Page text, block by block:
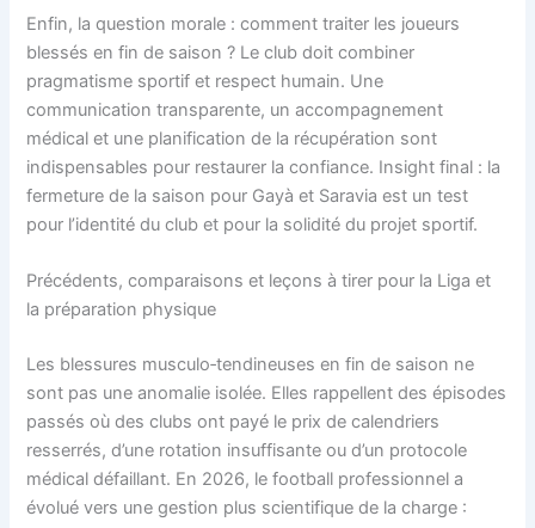
Enfin, la question morale : comment traiter les joueurs
blessés en fin de saison ? Le club doit combiner
pragmatisme sportif et respect humain. Une
communication transparente, un accompagnement
médical et une planification de la récupération sont
indispensables pour restaurer la confiance. Insight final : la
fermeture de la saison pour Gayà et Saravia est un test
pour l’identité du club et pour la solidité du projet sportif.
Précédents, comparaisons et leçons à tirer pour la Liga et
la préparation physique
Les blessures musculo‑tendineuses en fin de saison ne
sont pas une anomalie isolée. Elles rappellent des épisodes
passés où des clubs ont payé le prix de calendriers
resserrés, d’une rotation insuffisante ou d’un protocole
médical défaillant. En 2026, le football professionnel a
évolué vers une gestion plus scientifique de la charge :